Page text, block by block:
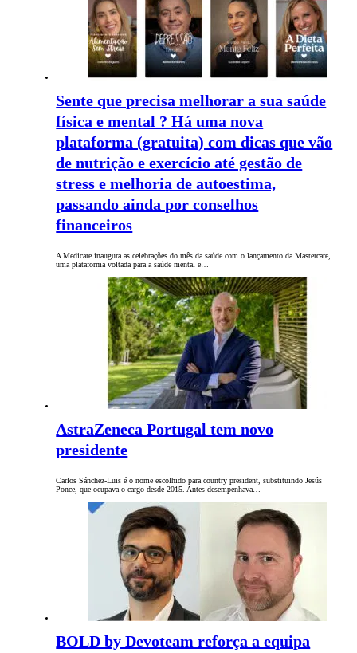
Sente que precisa melhorar a sua saúde
física e mental ? Há uma nova
plataforma (gratuita) com dicas que vão
de nutrição e exercício até gestão de
stress e melhoria de autoestima,
passando ainda por conselhos
financeiros
A Medicare inaugura as celebrações do mês da saúde com o lançamento da Mastercare,
uma plataforma voltada para a saúde mental e…
AstraZeneca Portugal tem novo
presidente
Carlos Sánchez-Luis é o nome escolhido para country president, substituindo Jesús
Ponce, que ocupava o cargo desde 2015. Antes desempenhava…
BOLD by Devoteam reforça a equipa